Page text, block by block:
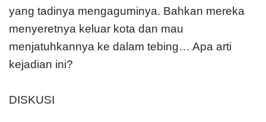
yang tadinya mengaguminya. Bahkan mereka
menyeretnya keluar kota dan mau
menjatuhkannya ke dalam tebing… Apa arti
kejadian ini?
DISKUSI